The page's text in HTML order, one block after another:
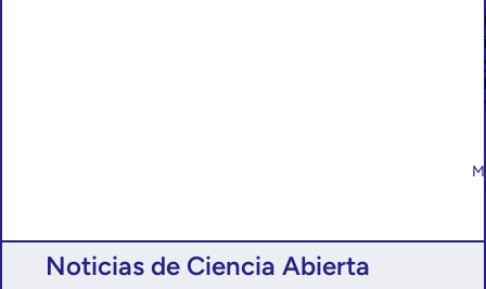
Noticias de Ciencia Abierta